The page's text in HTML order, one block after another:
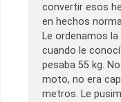
convertir esos
en hechos
Le ordenamos
cuando le
pesaba 55 kg.
moto, no era
metros. Le